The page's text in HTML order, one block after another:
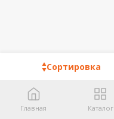
Сортировка
Главная Каталог